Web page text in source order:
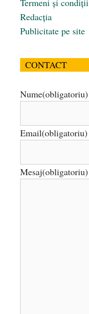
Termeni și condiții
Redacția
Publicitate pe site
CONTACT
Nume(obligatoriu)
Email(obligatoriu)
Mesaj(obligatoriu)